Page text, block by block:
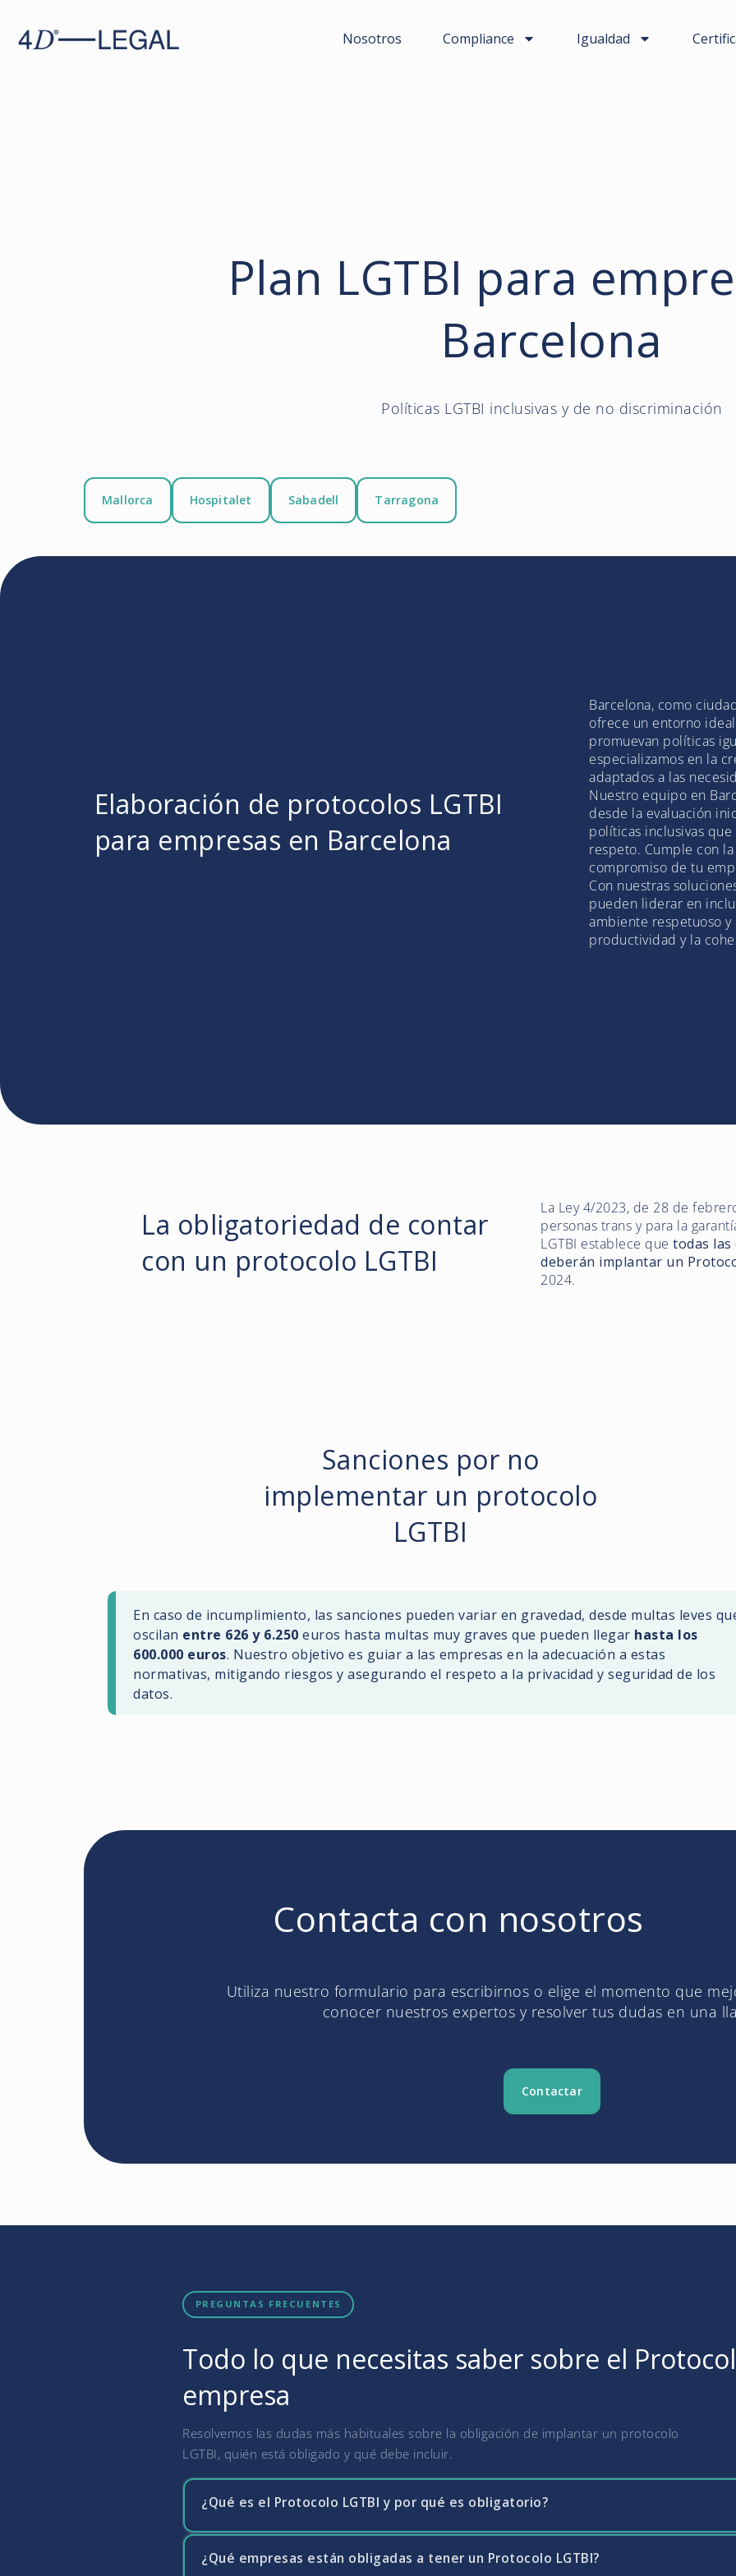
Nosotros Compliance Igualdad
Plan LGTBI para
Barcelona
Políticas LGTBI inclusivas y de no discriminación
Mallorca Hospitalet Sabadell Tarragona
Elaboración de protocolos LGTBI
para empresas en Barcelona
Barcelona, como
ofrece un entorno
promuevan políticas
especializamos en la
adaptados a las
Nuestro equipo en
desde la evaluación
políticas inclusivas
respeto. Cumple con
compromiso de tu
Con nuestras
pueden liderar en
ambiente respetuoso
productividad y la
La obligatoriedad de contar
con un protocolo LGTBI
La Ley 4/2023, de 28 de
personas trans y para la
LGTBI establece quetodas las
deberán implantar un
2024.
Sanciones por no
implementar un protocolo
LGTBI
En caso de incumplimiento, las sanciones pueden variar en gravedad, desde multas leves
oscilan entre 626 y 6.250 euros hasta multas muy graves que pueden llegar hasta los
600.000 euros. Nuestro objetivo es guiar a las empresas en la adecuación a estas
normativas, mitigando riesgos y asegurando el respeto a la privacidad y seguridad de los
datos.
Contacta con nosotros
Utiliza nuestro formulario para escribirnos o elige el momento que
conocer nuestros expertos y resolver tus dudas en una
Contactar
PREGUNTAS FRECUENTES
Todo lo que necesitas saber sobre el
empresa
Resolvemos las dudas más habituales sobre la obligación de implantar un protocolo
LGTBI, quién está obligado y qué debe incluir.
¿Qué es el Protocolo LGTBI y por qué es obligatorio?
El Protocolo LGTBI es el conjunto de medidas planificadas que la empresa debe implantar para
¿Qué empresas están obligadas a tener un Protocolo LGTBI?